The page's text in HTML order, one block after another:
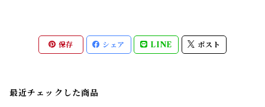
保存 シェア LINE ポスト
最近チェックした商品